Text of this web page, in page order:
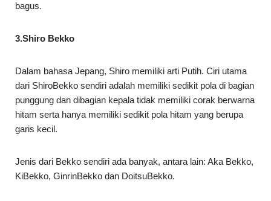
bagus.
3.Shiro Bekko
Dalam bahasa Jepang, Shiro memiliki arti Putih. Ciri utama
dari ShiroBekko sendiri adalah memiliki sedikit pola di bagian
punggung dan dibagian kepala tidak memiliki corak berwarna
hitam serta hanya memiliki sedikit pola hitam yang berupa
garis kecil.
Jenis dari Bekko sendiri ada banyak, antara lain: Aka Bekko,
KiBekko, GinrinBekko dan DoitsuBekko.